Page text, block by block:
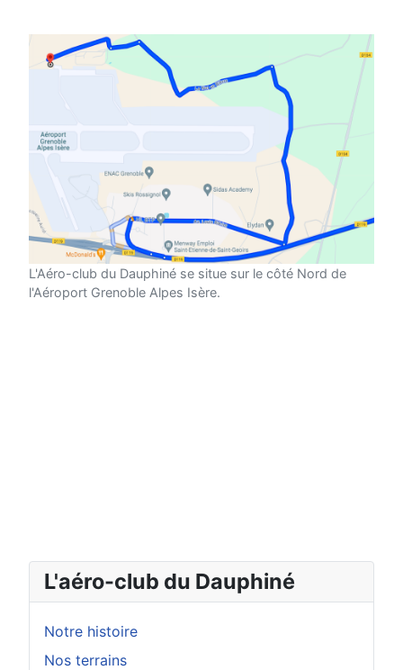
L'aéro-club du Dauphiné
Notre histoire
Nos terrains
L'Aéro-club du Dauphiné se situe sur le côté Nord de
l'Aéroport Grenoble Alpes Isère.